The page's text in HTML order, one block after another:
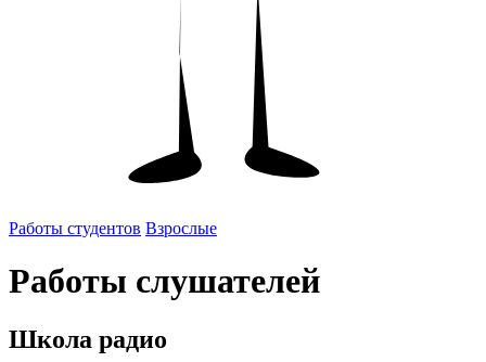
Работы студентов Взрослые
Работы слушателей
Школа радио